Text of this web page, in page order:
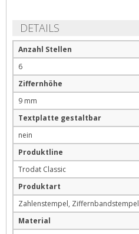
DETAILS
Anzahl Stellen
6
Ziffernhöhe
9 mm
Textplatte gestaltbar
nein
Produktline
Trodat Classic
Produktart
Zahlenstempel, Ziffernbandstempel
Material